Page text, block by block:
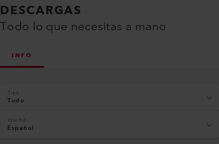
DESCARGAS
Todo lo que necesitas a mano
INFO
Tipo
Todo
Idioma
Español